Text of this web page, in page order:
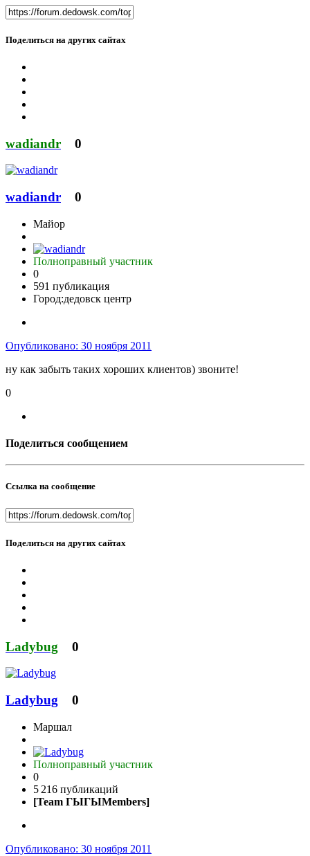
Поделиться на других сайтах
wadiandr 0
wadiandr 0
Майор
Полноправный участник
0
591 публикация
Город:дедовск центр
Опубликовано: 30 ноября 2011
ну как забыть таких хороших клиентов) звоните!
0
Поделиться сообщением
Ссылка на сообщение
Поделиться на других сайтах
Ladybug 0
Ladybug 0
Маршал
Полноправный участник
0
5 216 публикаций
[Team ГЫГЫMembers]
Опубликовано: 30 ноября 2011